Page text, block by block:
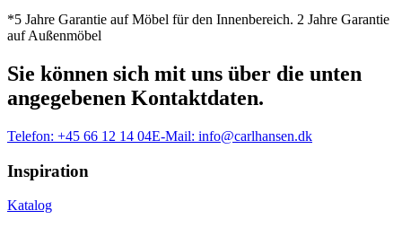
*5 Jahre Garantie auf Möbel für den Innenbereich. 2 Jahre Garantie
auf Außenmöbel
Sie können sich mit uns über die unten
angegebenen Kontaktdaten.
Telefon: +45 66 12 14 04E-Mail: info@carlhansen.dk
Inspiration
Katalog